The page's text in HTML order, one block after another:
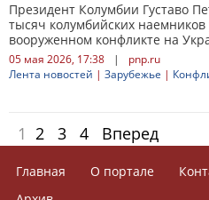
Президент Колумбии Густаво
тысяч колумбийских
вооруженном конфликте на
05 мая 2026, 17:38 |
pnp.ru
Лента новостей | Зарубежье |
1 2 3 4 Вперед
Главная О портале